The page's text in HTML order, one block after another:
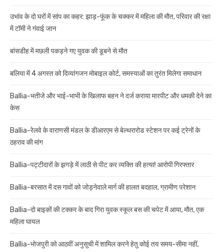
उभांव के दो घरों में सांप का कहर: झाड़-फूंक के चक्कर में महिला की मौत, परिवार की रक्षा
में टॉमी ने गंवाई जान
बांसडीह में मछली पकड़ने गए युवक की डूबने से मौत
बलिया में 4 अगस्त को दिव्यांगजन मोबाइल कोर्ट, समस्याओं का तुरंत मिलेगा समाधान
Ballia-भतीजे और भाई-भाभी के खिलाफ बहन ने दर्ज कराया मारपीट और धमकी देने का
केस
Ballia-रेलवे के वाराणसी मंडल के डीआरएम से बेल्थरारोड स्टेशन पर कई ट्रेनों के
ठहराव की मांग
Ballia-पट्टीदारों के झगड़े में लाठी से पीट कर व्यक्ति की हत्या! आरोपी गिरफ्तार
Ballia-बरसात में दस गावों को जोड़नेवाले मार्ग की हालत बदहाल, ग्रामीण परेशान
Ballia-दो बाइकों की टक्कर के बाद गिरा युवक स्कूल बस की चपेट में आया, मौत, एक
महिला घायल
Ballia-भोजपुरी को आठवीं अनुसूची में शामिल करने हेतु कोई तय समय-सीमा नहीं,